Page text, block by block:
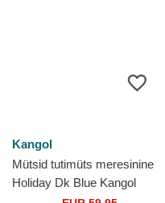
Kangol
Mütsid tutimüts meresinine
Holiday Dk Blue Kangol